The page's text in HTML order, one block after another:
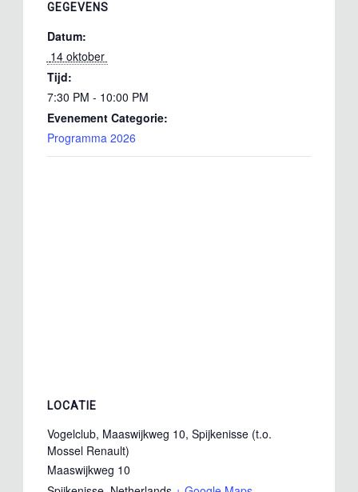
GEGEVENS
Datum:
14 oktober
Tijd:
7:30 PM - 10:00 PM
Evenement Categorie:
Programma 2026
LOCATIE
Vogelclub, Maaswijkweg 10, Spijkenisse (t.o.
Mossel Renault)
Maaswijkweg 10